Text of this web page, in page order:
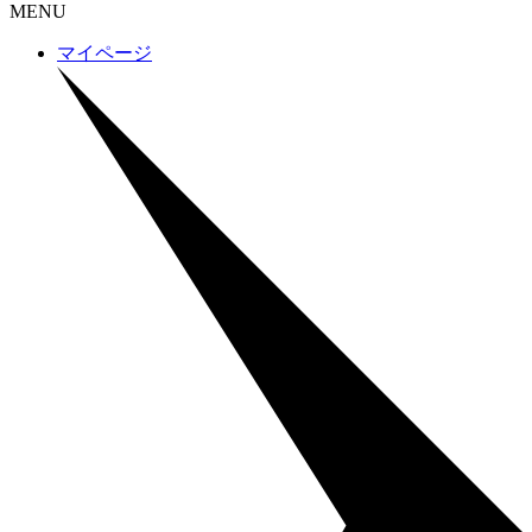
MENU
マイページ